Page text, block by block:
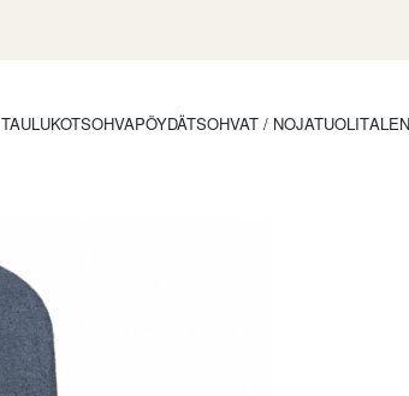
TAULUKOTSOHVAPÖYDÄTSOHVAT / NOJATUOLIT